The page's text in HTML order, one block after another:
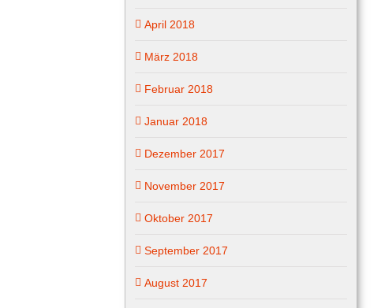
April 2018
März 2018
Februar 2018
Januar 2018
Dezember 2017
November 2017
Oktober 2017
September 2017
August 2017